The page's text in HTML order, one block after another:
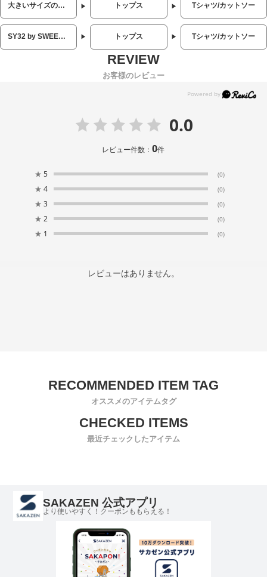
大きいサイズのメンズ服 トップス Tシャツ/カットソー
SY32 by SWEET YEARS（エスワイサーティトゥバイスィートイヤーズ） トップス Tシャツ/カットソー
お客様のレビュー
0.0
レビュー件数：0件
★ 5 (0)
★ 4 (0)
★ 3 (0)
★ 2 (0)
★ 1 (0)
レビューはありません。
オススメのアイテムタグ
最近チェックしたアイテム
SAKAZEN 公式アプリ
より使いやすく！クーポンももらえる！